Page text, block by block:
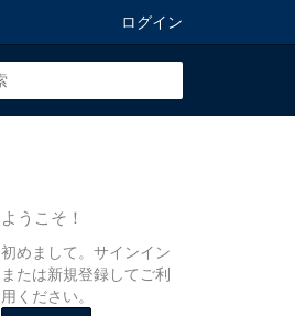
ログイン
ようこそ！
初めまして。サインイン
または新規登録してご利
用ください。